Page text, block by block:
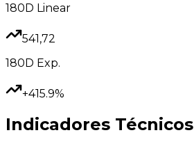
180D Linear
541,72
180D Exp.
+415.9%
Indicadores Técnicos